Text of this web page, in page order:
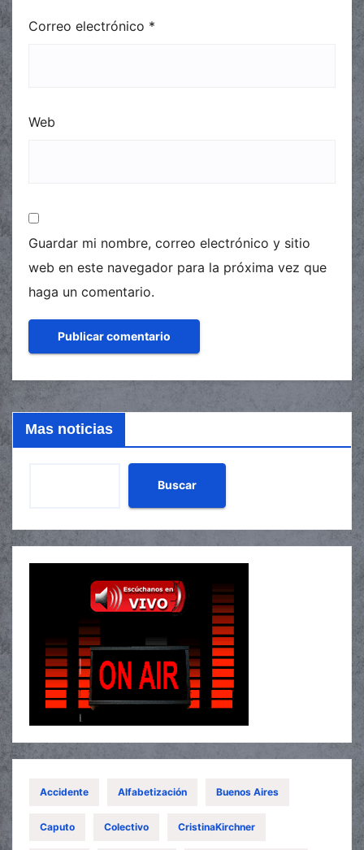
Correo electrónico *
Web
Guardar mi nombre, correo electrónico y sitio
web en este navegador para la próxima vez que
haga un comentario.
Mas noticias
Buscar
Accidente Alfabetización Buenos Aires
Caputo Colectivo CristinaKirchner